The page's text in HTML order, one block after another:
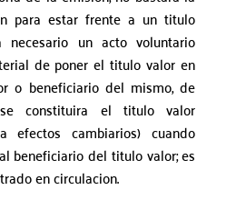
para estar frente a un titulo
un acto voluntario
de poner el titulo valor en
o beneficiario del mismo, de
constituira el titulo valor
efectos cambiarios) cuando
beneficiario del titulo valor; es
en circulacion.